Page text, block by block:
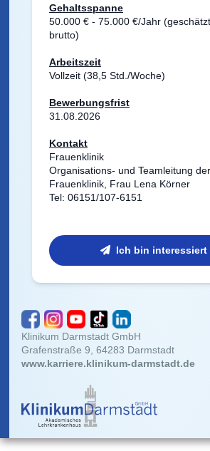
Gehaltsspanne
50.000 € - 75.000 €/Jahr
brutto)
Arbeitszeit
Vollzeit (38,5 Std./Woche)
Bewerbungsfrist
31.08.2026
Kontakt
Frauenklinik
Organisations- und Teamleitung der
Frauenklinik, Frau Lena Körner
Tel: 06151/107-6151
Klinikum Darmstadt GmbH
Grafenstraße 9, 64283 Darmstadt
www.karriere.klinikum-darmstadt.de